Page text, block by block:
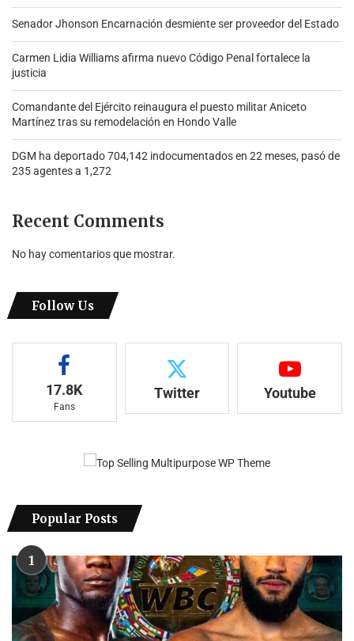
Senador Jhonson Encarnación desmiente ser proveedor del Estado
Carmen Lidia Williams afirma nuevo Código Penal fortalece la
justicia
Comandante del Ejército reinaugura el puesto militar Aniceto
Martínez tras su remodelación en Hondo Valle
DGM ha deportado 704,142 indocumentados en 22 meses, pasó de
235 agentes a 1,272
Recent Comments
No hay comentarios que mostrar.
Follow Us
17.8K
Fans
Twitter Youtube
Popular Posts
1